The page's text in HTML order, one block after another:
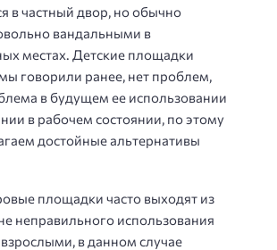
в частный двор, но обычно
вандальными в
местах. Детские площадки
говорили ранее, нет проблем,
в будущем ее использовании
в рабочем состоянии, по этому
достойные альтернативы
площадки часто выходят из
неправильного использования
в данном случае